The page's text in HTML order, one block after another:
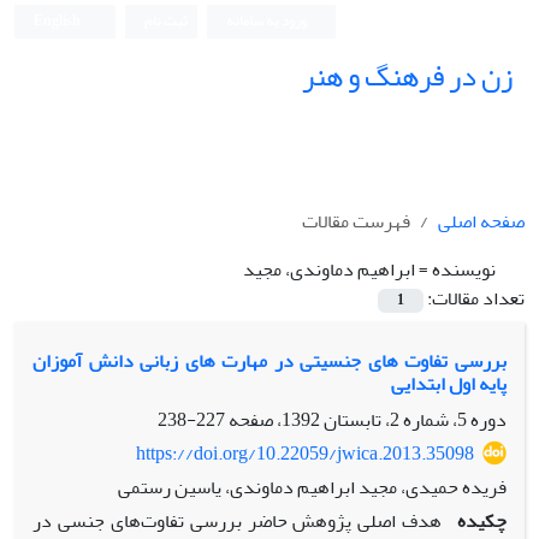
زن در فرهنگ و هنر
صفحه اصلی
فهرست مقالات
نویسنده =ابراهیم دماوندی، مجید
تعداد مقالات:
1
بررسی تفاوت های جنسیتی در مهارت های زبانی دانش آموزان
پایه اول ابتدایی
دوره 5، شماره 2، تابستان 1392، صفحه
227-238
https://doi.org/10.22059/jwica.2013.35098
فریده حمیدی، مجید ابراهیم دماوندی، یاسین رستمی
چکیده هدف اصلی پژوهش حاضر بررسی تفاوت‌های جنسی در